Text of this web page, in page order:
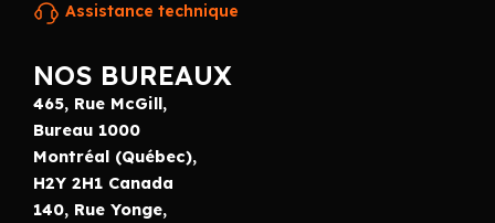
Assistance technique
NOS BUREAUX
465, Rue McGill,
Bureau 1000
Montréal (Québec),
H2Y 2H1 Canada
140, Rue Yonge,